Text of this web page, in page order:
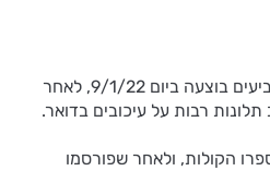
כזכור, ספירת קולות המצביעים בוצעה ביום 9/1/22, לאחר
רבות על עיכובים בדואר.
הקולות, ולאחר שפורסמו